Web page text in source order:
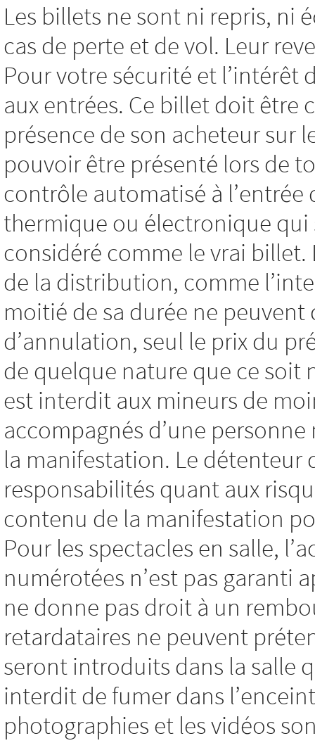
Les billets ne sont ni repris, ni
cas de perte et de vol. Leur
Pour votre sécurité et l’intérêt
aux entrées. Ce billet doit être
présence de son acheteur sur
pouvoir être présenté lors de
contrôle automatisé à
thermique ou électronique qui
considéré comme le vrai
de la distribution, comme
moitié de sa durée ne
d’annulation, seul le prix du
de quelque nature que ce soit
est interdit aux mineurs de
accompagnés d’une
la manifestation. Le détenteur
responsabilités quant aux
contenu de la manifestation
Pour les spectacles en salle,
numérotées n’est pas garanti
ne donne pas droit à un
retardataires ne peuvent
seront introduits dans la salle
interdit de fumer dans
photographies et les vidéos